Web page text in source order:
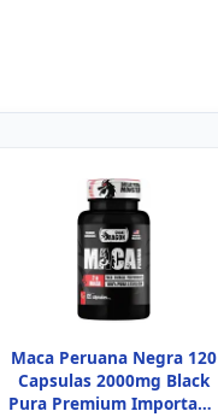
Maca Peruana Negra 120
Capsulas 2000mg Black
Pura Premium Importada